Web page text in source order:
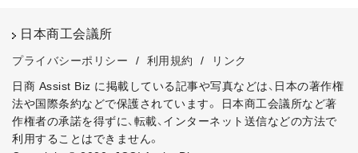
日本商工会議所
プライバシーポリシー / 利用規約 /
リンク
日商 Assist Biz に掲載している記事や写真などは、日本の著作権
法や国際条約などで保護されています。
日本商工会議所など著
作権者の承諾を得ずに、転載、インターネット送信などの方法で
利用することはできません。